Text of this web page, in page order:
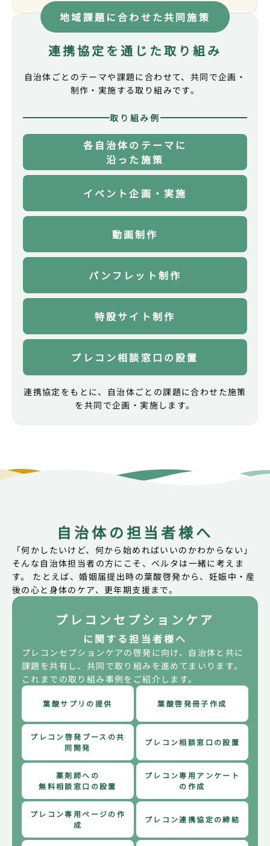
2025.07
広島県広島市
プレコンセプションケア推進に関する連携協定締
結が報道されました
河北新報
2025.07 新聞
愛知県岡崎市
中日新聞
広島県広島市
プレコンセプションケア推進に関する連携協定締
結が報道されました
中国経済新聞
愛知県岡崎市
結が報道されました
東海愛知新聞
広島県広島市
プレコンセプションケア推進に関する連携協定締
結が報道されました
2025.03 テレビ
広島県広島市
2025.03
2025.03 新聞
広島県広島市
プレコンセプションケア推進に関する連携協定締結
が報道されました
プレコンセプションケア推進に関する連携協定締
結が報道されました
広島テレビ
2025.03 通信社
広島県広島市
プレコンセプションケア推進に関する連携協定締結
が報道されました
共同通信社
2025.03 テレビ
広島県広島市
プレコンセプションケア推進に関する連携協定締
結が報道されました
中国放送
連携協定を通じた取り組み
自治体ごとのテーマや課題に合わせて、共同で企画・
制作・実施する取り組みです。
取り組み例
各自治体のテーマに
沿った施策
イベント企画・実施
動画制作
パンフレット制作
特設サイト制作
プレコン相談窓口の設置
地域課題に合わせた共同施策
連携協定をもとに、自治体ごとの課題に合わせた施策
を共同で企画・実施します。
自治体の担当者様へ
「何かしたいけど、何から始めればいいのかわからない」
そんな自治体担当者の方にこそ、 ベルタは一緒に考えま
す。
たとえば、婚姻届提出時の葉酸啓発から、 妊娠中・産
後の心と身体のケア、更年期支援まで。
プレコンセプションケア
に関する担当者様へ
プレコンセプションケアの啓発に向け、自治体と共に
課題を共有し、共同で取り組みを進めてまいります。
これまでの取り組み事例をご紹介します。
葉酸サプリの提供 葉酸啓発冊子作成
プレコン啓発ブースの共
同開発
プレコン相談窓口の設置
薬剤師への
無料相談窓口の設置
プレコン専用アンケート
の作成
プレコン専用ページの作
成
プレコン連携協定の締結